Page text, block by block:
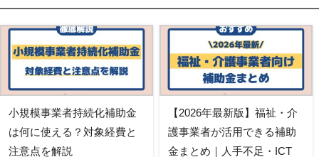
小規模事業者持続化補助金
は何に使える？対象経費と
注意点を解説
【2026年最新版】福祉・介
護事業者が活用できる補助
金まとめ｜人手不足・ICT